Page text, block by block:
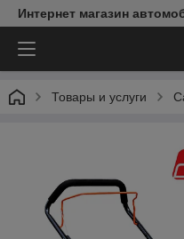
Интернет магазин
Товары и услуги